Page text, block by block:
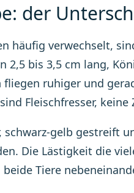
der
häufig verwechselt,
2,5 bis 3,5 cm lang,
ruhiger und
Fleischfresser, keine
schwarz-gelb gestreift
Die Lästigkeit die
Tiere